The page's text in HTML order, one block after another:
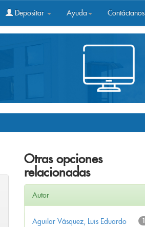
Depositar Ayuda Contáctanos
Otras opciones
relacionadas
Autor
1
Aguilar Vásquez, Luis Eduardo